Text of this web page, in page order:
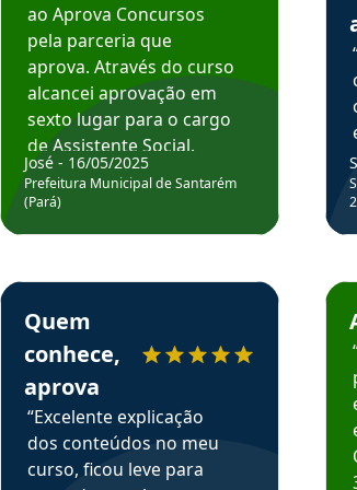
ao Aprova Concursos
pela parceria que
aprova. Através do curso
alcancei aprovação em
sexto lugar para o cargo
de Assistente Social.
Hoje estou atuando na
Prefeitura de Santarém.
José - 16/05/2025
Prefeitura Municipal de Santarém
(Pará)
Estudante Elais recomenda o Aprova Concursos
Quem
conhece,
aprova
“Excelente explicação
dos conteúdos no meu
curso, ficou leve para